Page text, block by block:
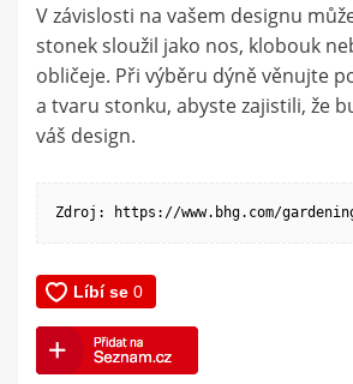
V závislosti na vašem designu
stonek sloužil jako nos, klobouk
obličeje. Při výběru dýně věnujte
a tvaru stonku, abyste zajistili, že
váš design.
Zdroj: https://www.bhg.com/